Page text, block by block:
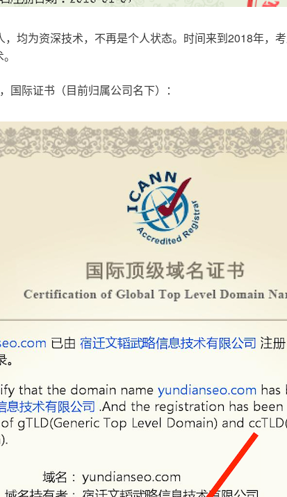
均为资深技术，不再是个人状态。时间来到2018年，
际证书（目前归属公司名下）：